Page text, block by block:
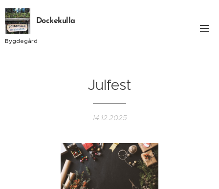
Dockekulla
Bygdegård
Julfest
14.12.2025